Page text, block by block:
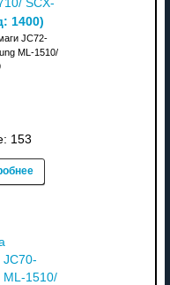
SCX-
1400)
JC72-
ML-1510/
153
JC70-
ML-1510/